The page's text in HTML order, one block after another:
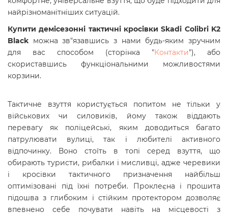
найрізноманітніших ситуацій.
Купити демісезонні тактичні кросівкиSkadi Colibri K2
Black можна зв"язавшись з нами будь-яким зручним
для вас способом (сторінка "Контакти"), або
скориставшись функціональними можливостями
корзини.
Тактичне взуття користується попитом не тільки у
військових чи силовиків, йому також віддають
перевагу як поліцейські, яким доводиться багато
патрулювати вулиці, так і любителі активного
відпочинку. Воно стоїть в топі серед взуття, що
обирають туристи, рибалки і мисливці, адже черевики
і кросівки тактичного призначення найбільш
оптимізовані під їхні потреби. Проклеєна і прошита
підошва з глибоким і стійким протектором дозволяє
впевнено себе почувати навіть на місцевості з